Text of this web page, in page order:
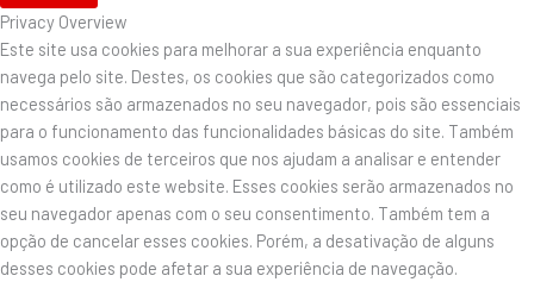
Privacy Overview
Este site usa cookies para melhorar a sua experiência enquanto
navega pelo site. Destes, os cookies que são categorizados como
necessários são armazenados no seu navegador, pois são essenciais
para o funcionamento das funcionalidades básicas do site. Também
usamos cookies de terceiros que nos ajudam a analisar e entender
como é utilizado este website. Esses cookies serão armazenados no
seu navegador apenas com o seu consentimento. Também tem a
opção de cancelar esses cookies. Porém, a desativação de alguns
desses cookies pode afetar a sua experiência de navegação.